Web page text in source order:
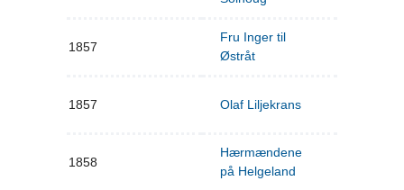
1857
Fru Inger til
Østråt
1857 Olaf Liljekrans
1858
Hærmændene
på Helgeland